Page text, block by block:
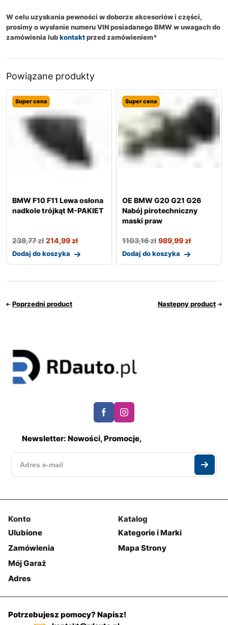
W celu uzyskania pewności w doborze akcesoriów i części,
prosimy o wysłanie numeru VIN posiadanego BMW w uwagach do
zamówienia lubkontaktprzed zamówieniem*
Powiązane produkty
Super cena
BMW F10 F11 Lewa osłona
nadkole trójkąt M-PAKIET
238,77zł 214,99zł
Dodaj do koszyka
Super cena
OE BMW G20 G21 G26
Nabój pirotechniczny
maski praw
1103,16zł 989,99zł
Dodaj do koszyka
Poprzedni product Następny product
Newsletter: Nowości, Promocje,
Konto
Ulubione
Zamówienia
Mój Garaż
Adres
Katalog
Kategorie i Marki
Mapa Strony
Potrzebujesz pomocy? Napisz!